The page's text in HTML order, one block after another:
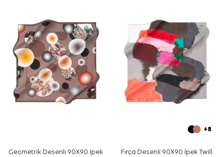
Yıkama ve bakım için ürün etiketindeki talimatları
izleyiniz. İpek ve hassas eşarpların elde hassas bakımına
uygun durumlardaAker İpek Eşarp Şampuanı
kullanabilirsiniz.
Sıkça Sorulan Sorular
Somon İpek Kare Geometrik Desenli Eşarp ölçüsü
nedir?
Bu ürün ipek tivil eşarp mıdır?
Deseni ve renkleri nasıldır?
Geometrik Desenli 90X90 İpek
+8
Fırça Desenli 90X90 İpek Twill